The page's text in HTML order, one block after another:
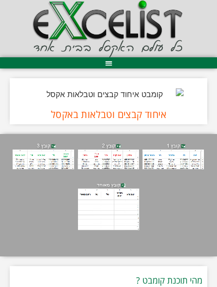
איחוד קבצים וטבלאות באקסל
מהי תוכנת קומבט ?